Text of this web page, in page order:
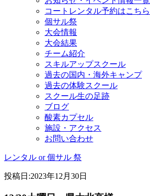
コートレンタル予約はこちら
個サル祭
大会情報
大会結果
チーム紹介
スキルアップスクール
過去の国内・海外キャンプ
過去の体験スクール
スクール生の足跡
ブログ
酸素カプセル
施設・アクセス
お問い合わせ
レンタル or 個サル 祭
投稿日:2023年12月30日